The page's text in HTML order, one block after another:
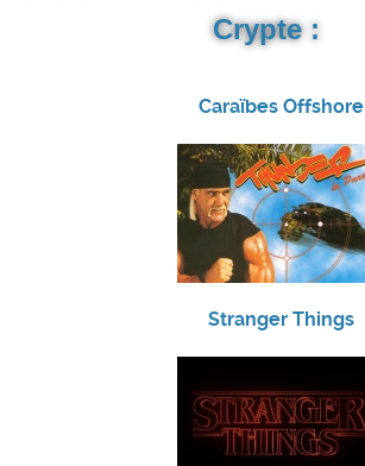
Crypte :
Caraïbes Offshore
Stranger Things